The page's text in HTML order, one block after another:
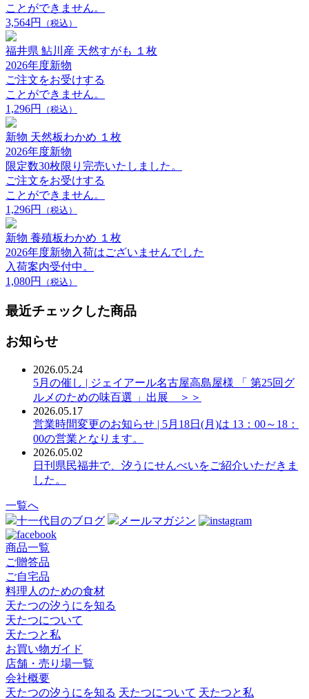
ことができません。
3,564円
（税込）
福井県 鮎川産 天然すがも １枚
2026年度新物
ご注文をお受けする
ことができません。
1,296円
（税込）
新物 天然板わかめ １枚
2026年度新物
限定数30枚限り完売いたしました。
ご注文をお受けする
ことができません。
1,296円
（税込）
新物 養殖板わかめ １枚
2026年度新物入荷はございませんでした
入荷案内受付中。
1,080円
（税込）
最近チェックした商品
お知らせ
2026.05.24
5月の催し | ジェイアール名古屋高島屋様 「 第25回グ
ルメのための味百選 」出展 ＞＞
2026.05.17
営業時間変更のお知らせ | 5月18日(月)は 13：00～18：
00の営業となります。
2026.05.02
日刊県民福井で、汐うにせんべいをご紹介いただきま
した。
一覧へ
十一代目のブログ
メールマガジン
商品一覧
ご贈答品
ご自宅品
料理人のための食材
天たつの汐うにを知る
天たつについて
天たつと私
お買い物ガイド
店舗・売り場一覧
会社概要
天たつの汐うにを知る 天たつについて 天たつと私